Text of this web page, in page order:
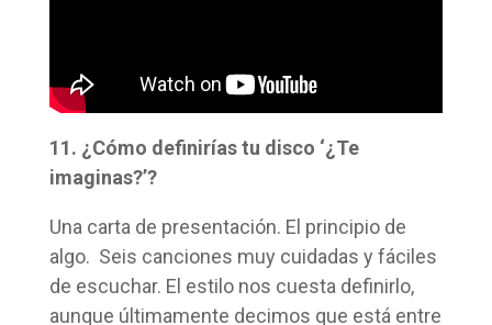
11. ¿Cómo definirías tu disco ‘¿Te
imaginas?’?
Una carta de presentación. El principio de
algo. Seis canciones muy cuidadas y fáciles
de escuchar. El estilo nos cuesta definirlo,
aunque últimamente decimos que está entre